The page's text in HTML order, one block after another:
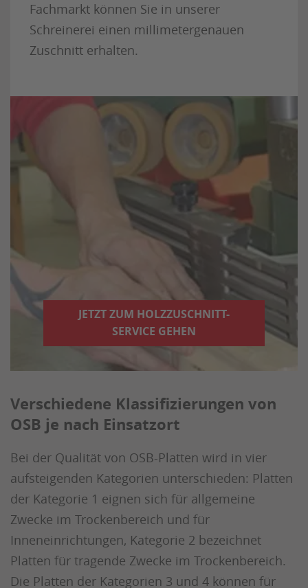
Fachmarkt können Sie in unserer
Schreinerei einen millimetergenauen
Zuschnitt erhalten.
JETZT ZUM HOLZZUSCHNITT-
SERVICE GEHEN
Verschiedene Klassifizierungen von
OSB je nach Einsatzort
Bei der Qualität von OSB-Platten wird in vier
aufsteigenden Kategorien unterschieden: Platten
der Kategorie 1 eignen sich für allgemeine
Zwecke im Trockenbereich und für
Inneneinrichtungen, Kategorie 2 bezeichnet
Platten für tragende Zwecke im Trockenbereich.
Die Platten der Kategorien 3 und 4 können für